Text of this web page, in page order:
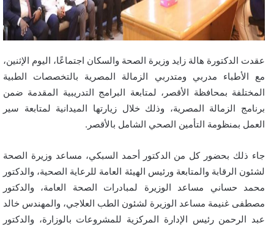
عقدت الدكتورة هالة زايد وزيرة الصحة والسكان اجتماعًا، اليوم الإثنين،
مع الأطباء مدربي ومتدربي الزمالة المصرية بالتخصصات الطبية
المختلفة بمحافظة الأقصر، لمتابعة البرامج التدريبية المقدمة ضمن
برنامج الزمالة المصرية، وذلك خلال زيارتها الميدانية لمتابعة سير
العمل بمنظومة التأمين الصحي الشامل بالأقصر.
جاء ذلك بحضور كل من الدكتور أحمد السبكي، مساعد وزيرة الصحة
لشئون الرقابة والمتابعة ورئيس الهيئة العامة للرعاية الصحية، والدكتور
محمد حساني مساعد الوزيرة لمبادرات الصحة العامة، والدكتور
مصطفى غنيمة مساعد الوزيرة لشئون الطب العلاجي، والمهندس خالد
عبد الرحمن رئيس الإدارة المركزية للمشروعات بالوزارة، والدكتور